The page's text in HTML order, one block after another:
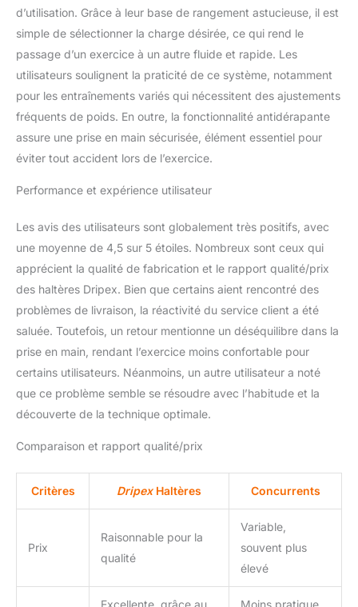
l'utilisation. La poignée
ergonomique
antidérapante ménage
vos mains et vos doigts
et vous offre un
maximum de confort.
Compact et Polyvalent:
Cet haltère modulable
est de conception
seule: 46 x 22 x 18 cm.
durable, il est facile à
l'exercice, économiser
jusqu'à 90% d'espace de
stockage, s'adapte aux
petits espaces (sous le
lit/placard/sofa). Outil Pro
Fitness: Vous recevrez 2
x 24,5 kg Dripex haltère
court ajustable avec la
structure en acier haute
densité et 1 x haltère
lourd 36kg avec barre
(couleur aléatoire),
de fabrication haut de
gamme et sont équipés
de matières premières de
qualité supérieure afin de
vous offrir le meilleur
choix pour les exercices
de fitness. BONNE
d’utilisation. Grâce à leur base de rangement astucieuse, il est
simple de sélectionner la charge désirée, ce qui rend le
passage d’un exercice à un autre fluide et rapide. Les
utilisateurs soulignent la praticité de ce système, notamment
pour les entraînements variés qui nécessitent des ajustements
fréquents de poids. En outre, la fonctionnalité antidérapante
assure une prise en main sécurisée, élément essentiel pour
éviter tout accident lors de l’exercice.
Performance et expérience utilisateur
Les avis des utilisateurs sont globalement très positifs, avec
une moyenne de 4,5 sur 5 étoiles. Nombreux sont ceux qui
apprécient la qualité de fabrication et le rapport qualité/prix
des haltères Dripex. Bien que certains aient rencontré des
problèmes de livraison, la réactivité du service client a été
saluée. Toutefois, un retour mentionne un déséquilibre dans la
prise en main, rendant l’exercice moins confortable pour
certains utilisateurs. Néanmoins, un autre utilisateur a noté
que ce problème semble se résoudre avec l’habitude et la
découverte de la technique optimale.
Comparaison et rapport qualité/prix
Critères DripexHaltères Concurrents
Prix
Raisonnable pour la
qualité
Variable,
souvent plus
élevé